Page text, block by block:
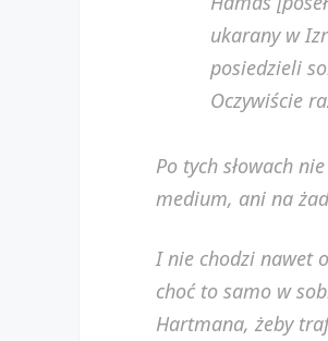
ukarany w
posiedzieli
Oczywiście
Po tych słowach
medium, ani na
I nie chodzi nawet
choć to samo w
Hartmana, żeby